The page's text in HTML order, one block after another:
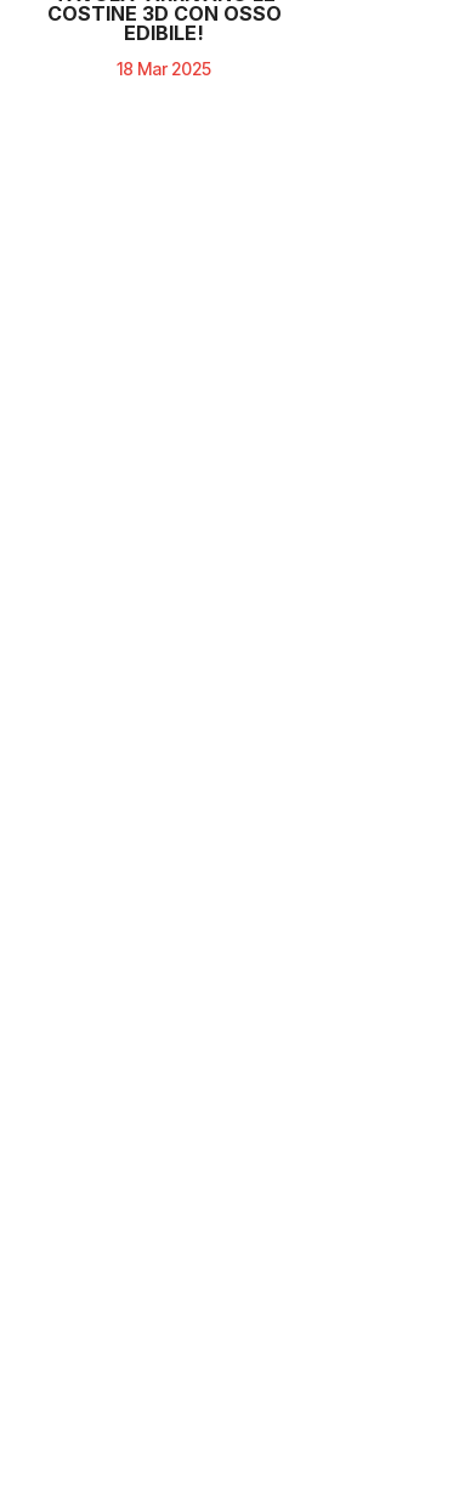
COSTINE 3D CON OSSO
EDIBILE!
18 Mar 2025